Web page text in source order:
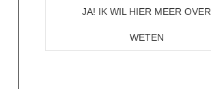
JA! IK WIL HIER MEER OVER
WETEN